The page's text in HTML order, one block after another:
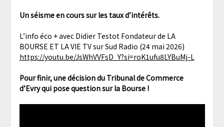
Un séisme en cours sur les taux d’intérêts.
L’info éco + avec Didier Testot Fondateur de LA
BOURSE ET LA VIE TV sur Sud Radio (24 mai 2026)
https://youtu.be/JsWhVVFsD_Y?si=roK1ufu8LYBuMj-L
Pour finir, une décision du Tribunal de Commerce
d’Evry qui pose question sur la Bourse !